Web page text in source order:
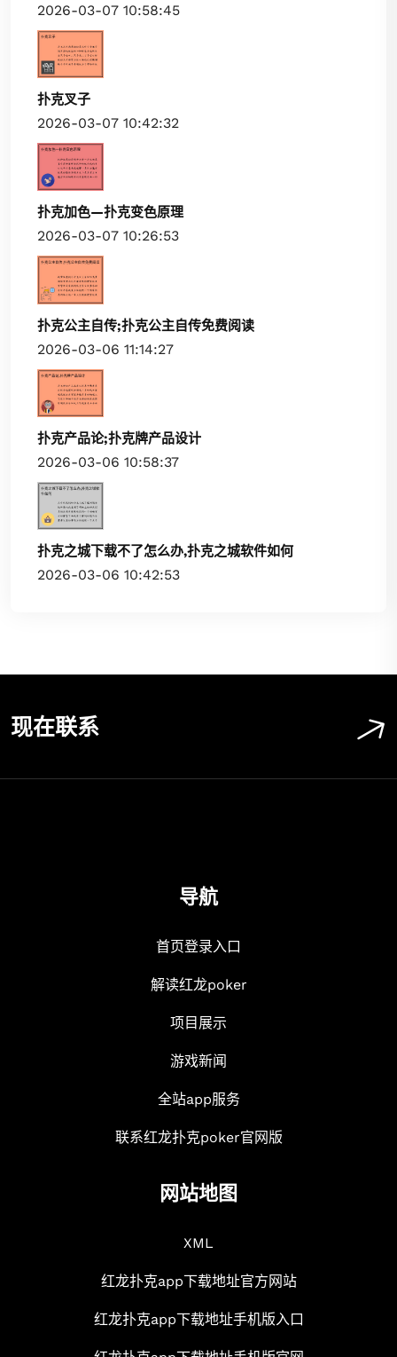
2026-03-07 10:58:45
扑克叉子
2026-03-07 10:42:32
扑克加色—扑克变色原理
2026-03-07 10:26:53
扑克公主自传;扑克公主自传免费阅读
2026-03-06 11:14:27
扑克产品论;扑克牌产品设计
2026-03-06 10:58:37
扑克之城下载不了怎么办,扑克之城软件如何
2026-03-06 10:42:53
现在联系
导航
首页登录入口
解读红龙poker
项目展示
游戏新闻
全站app服务
联系红龙扑克poker官网版
网站地图
XML
红龙扑克app下载地址官方网站
红龙扑克app下载地址手机版入口